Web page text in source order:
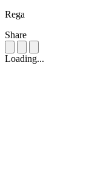
Rega
Share
Loading...